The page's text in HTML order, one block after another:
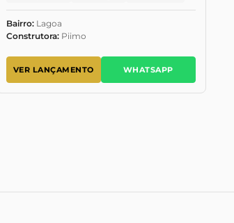
Bairro:Lagoa
Construtora:Piimo
VER LANÇAMENTO WHATSAPP